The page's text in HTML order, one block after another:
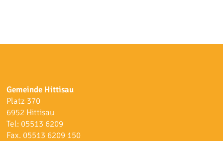
Gemeinde Hittisau
Platz 370
6952 Hittisau
Tel: 05513 6209
Fax. 05513 6209 150